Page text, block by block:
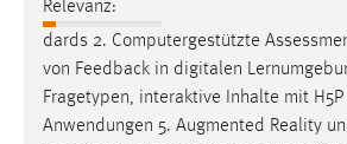
Relevanz:
dards 2. Computergestützte
von Feedback in digitalen
Fragetypen, interaktive Inhalte mit
Anwendungen 5. Augmented Reality
Cookie Laufzeit:
Max. 13 Monate